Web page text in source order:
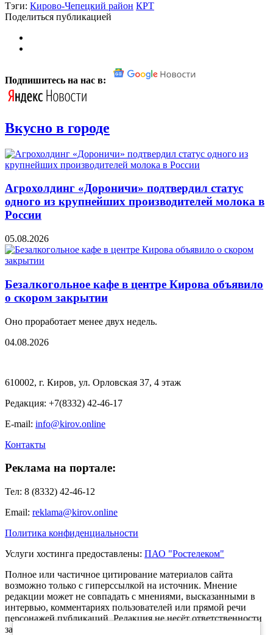
Тэги: Кирово-Чепецкий район КРТ
Поделиться публикацией
Подпишитесь на нас в:
Вкусно в городе
Агрохолдинг «Дороничи» подтвердил статус
одного из крупнейших производителей молока в
России
05.08.2026
Безалкогольное кафе в центре Кирова объявило
о скором закрытии
Оно проработает менее двух недель.
04.08.2026
610002, г. Киров, ул. Орловская 37, 4 этаж
Редакция: +7(8332) 42-46-17
E-mail: info@kirov.online
Контакты
Реклама на портале:
Тел: 8 (8332) 42-46-12
Email: reklama@kirov.online
Политика конфиденциальности
Услуги хостинга предоставлены: ПАО "Ростелеком"
Полное или частичное цитирование материалов сайта
возможно только с гиперссылкой на источник. Мнение
редакции может не совпадать с мнениями, высказанными в
интервью, комментариях пользователей или прямой речи
персонажей публикаций. Редакция не несёт ответственности
за текст комментариев читателей.